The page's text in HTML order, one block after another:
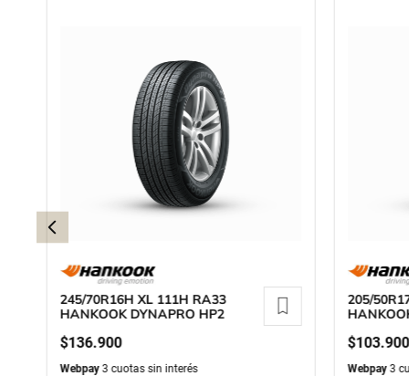
245/70R16H XL 111H RA33
HANKOOK DYNAPRO HP2
$136.900
Webpay3 cuotas sin interés
205/
$103.
Webpay 3